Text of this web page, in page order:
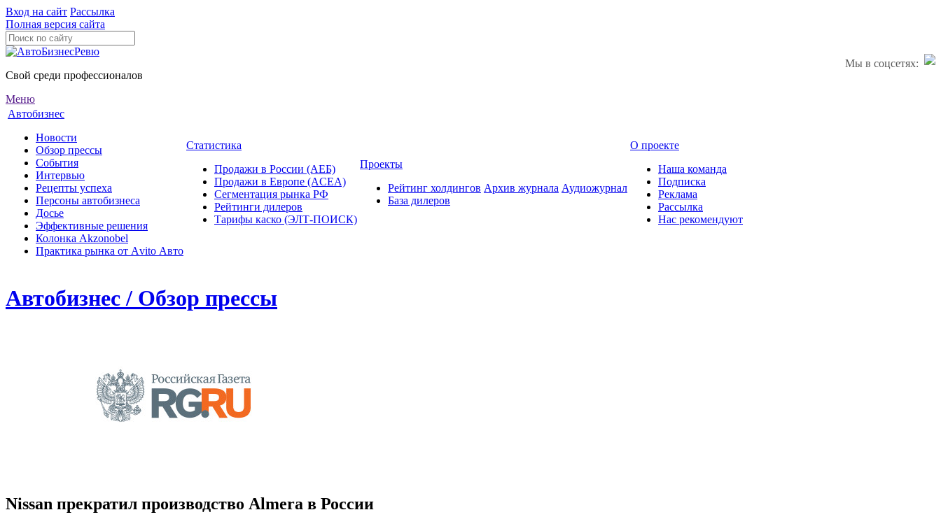
Вход на сайт Рассылка
Полная версия сайта
Мы в соцсетях:
Свой среди профессионалов
Меню
Автобизнес
Новости
Обзор прессы
События
Интервью
Рецепты успеха
Персоны автобизнеса
Досье
Эффективные решения
Колонка Akzonobel
Практика рынка от Аvito Авто
Статистика
Продажи в России (АЕБ)
Продажи в Европе (ACEA)
Сегментация рынка РФ
Рейтинги дилеров
Тарифы каско (ЭЛТ-ПОИСК)
Проекты
Рейтинг холдингов
База дилеров
Архив журнала Аудиожурнал
О проекте
Наша команда
Подписка
Реклама
Рассылка
Нас рекомендуют
Автобизнес / Обзор прессы
Nissan прекратил производство Almera в России